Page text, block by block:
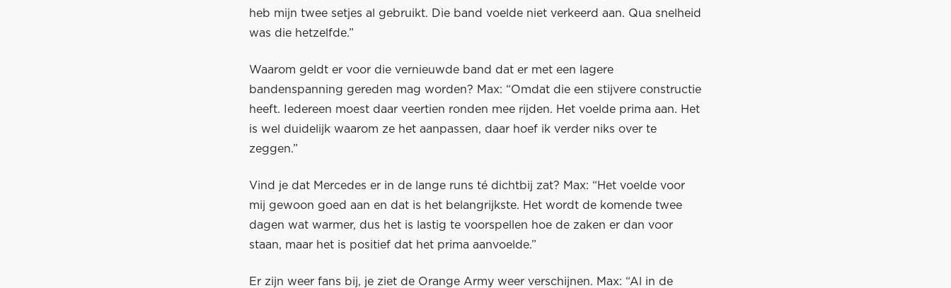
heb mijn twee setjes al gebruikt. Die band voelde niet verkeerd aan. Qua snelheid
was die hetzelfde.”
Waarom geldt er voor die vernieuwde band dat er met een lagere
bandenspanning gereden mag worden? Max: “Omdat die een stijvere constructie
heeft. Iedereen moest daar veertien ronden mee rijden. Het voelde prima aan. Het
is wel duidelijk waarom ze het aanpassen, daar hoef ik verder niks over te
zeggen.”
Vind je dat Mercedes er in de lange runs té dichtbij zat? Max: “Het voelde voor
mij gewoon goed aan en dat is het belangrijkste. Het wordt de komende twee
dagen wat warmer, dus het is lastig te voorspellen hoe de zaken er dan voor
staan, maar het is positief dat het prima aanvoelde.”
Er zijn weer fans bij, je ziet de Orange Army weer verschijnen. Max: “Al in de